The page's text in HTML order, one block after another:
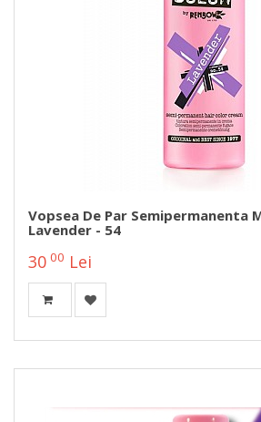
Vopsea De Par Semipermanenta
Lavender - 54
30 00 Lei